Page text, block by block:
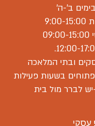
ב'-ה'
ובתי המלאכה
בשעות פעילות
לברר מול בית
עסקי